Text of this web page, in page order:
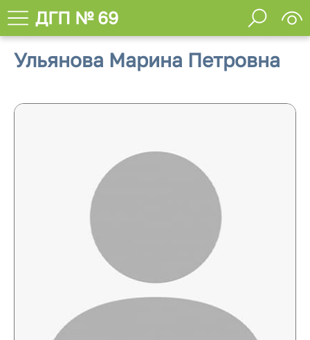
ДГП № 69
Ульянова Марина Петровна